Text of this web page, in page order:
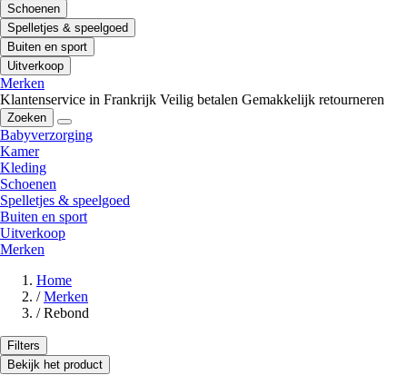
Schoenen
Spelletjes & speelgoed
Buiten en sport
Uitverkoop
Merken
Klantenservice in Frankrijk Veilig betalen Gemakkelijk retourneren
Zoeken
Babyverzorging
Kamer
Kleding
Schoenen
Spelletjes & speelgoed
Buiten en sport
Uitverkoop
Merken
Home
/ Merken
/ Rebond
Filters
Bekijk het product